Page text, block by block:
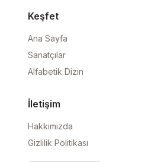
Keşfet
Ana Sayfa
Sanatçılar
Alfabetik Dizin
İletişim
Hakkımızda
Gizlilik Politikası